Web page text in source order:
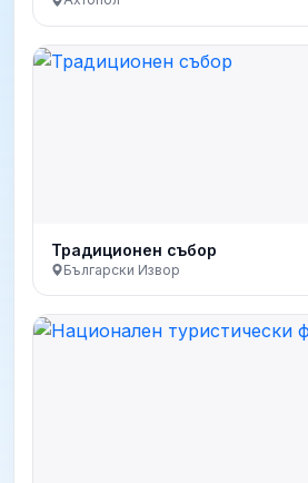
Традиционен събор
Български Извор